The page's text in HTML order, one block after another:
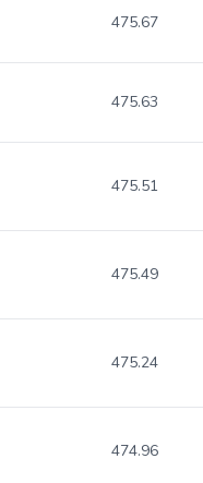
475.67
475.63
475.51
475.49
475.24
474.96